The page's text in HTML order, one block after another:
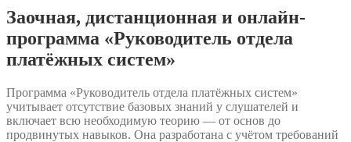
Заочная, дистанционная и онлайн-
программа «Руководитель отдела
платёжных систем»
Программа «Руководитель отдела платёжных систем»
учитывает отсутствие базовых знаний у слушателей и
включает всю необходимую теорию — от основ до
продвинутых навыков. Она разработана с учётом требований